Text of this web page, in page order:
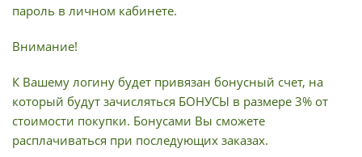
пароль в личном кабинете.
Внимание!
К Вашему логину будет привязан бонусный счет, на
который будут зачисляться БОНУСЫ в размере 3% от
стоимости покупки. Бонусами Вы сможете
расплачиваться при последующих заказах.